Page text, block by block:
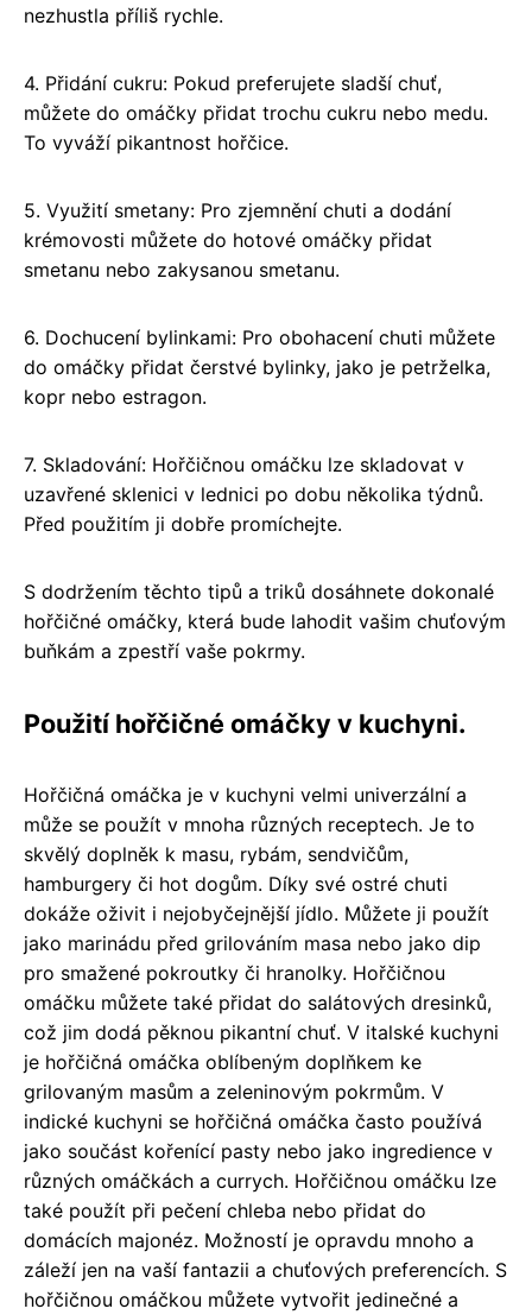
nezhustla příliš rychle.
4. Přidání cukru: Pokud preferujete sladší chuť,
můžete do omáčky přidat trochu cukru nebo medu.
To vyváží pikantnost hořčice.
5. Využití smetany: Pro zjemnění chuti a dodání
krémovosti můžete do hotové omáčky přidat
smetanu nebo zakysanou smetanu.
6. Dochucení bylinkami: Pro obohacení chuti můžete
do omáčky přidat čerstvé bylinky, jako je petrželka,
kopr nebo estragon.
7. Skladování: Hořčičnou omáčku lze skladovat v
uzavřené sklenici v lednici po dobu několika týdnů.
Před použitím ji dobře promíchejte.
S dodržením těchto tipů a triků dosáhnete dokonalé
hořčičné omáčky, která bude lahodit vašim chuťovým
buňkám a zpestří vaše pokrmy.
Použití hořčičné omáčky v kuchyni.
Hořčičná omáčka je v kuchyni velmi univerzální a
může se použít v mnoha různých receptech. Je to
skvělý doplněk k masu, rybám, sendvičům,
hamburgery či hot dogům. Díky své ostré chuti
dokáže oživit i nejobyčejnější jídlo. Můžete ji použít
jako marinádu před grilováním masa nebo jako dip
pro smažené pokroutky či hranolky. Hořčičnou
omáčku můžete také přidat do salátových dresinků,
což jim dodá pěknou pikantní chuť. V italské kuchyni
je hořčičná omáčka oblíbeným doplňkem ke
grilovaným masům a zeleninovým pokrmům. V
indické kuchyni se hořčičná omáčka často používá
jako součást kořenící pasty nebo jako ingredience v
různých omáčkách a currych. Hořčičnou omáčku lze
také použít při pečení chleba nebo přidat do
domácích majonéz. Možností je opravdu mnoho a
záleží jen na vaší fantazii a chuťových preferencích. S
hořčičnou omáčkou můžete vytvořit jedinečné a